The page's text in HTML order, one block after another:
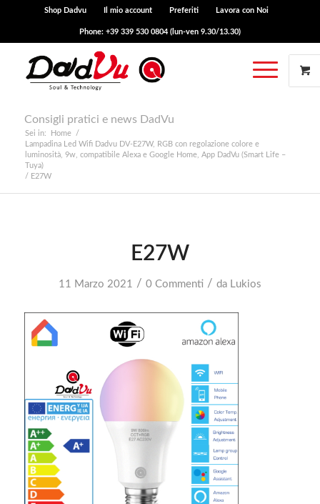
Shop Dadvu Il mio account Preferiti Lavora con Noi
Phone: +39 339 530 0804 (lun-ven 9.30/13.30)
Consigli pratici e news DadVu
Sei in: Home
/
Lampadina Led Wifi Dadvu DV-E27W, RGB con regolazione colore e
luminosità, 9w, compatibile Alexa e Google Home, App DadVu (Smart Life –
Tuya)
/ E27W
E27W
11 Marzo 2021 / 0 Commenti / da Lukios